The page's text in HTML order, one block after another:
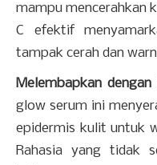
mampu mencerahkan
C efektif
tampak cerah dan
Melembapkan
glow serum ini
epidermis kulit untuk
Rahasia yang tidak